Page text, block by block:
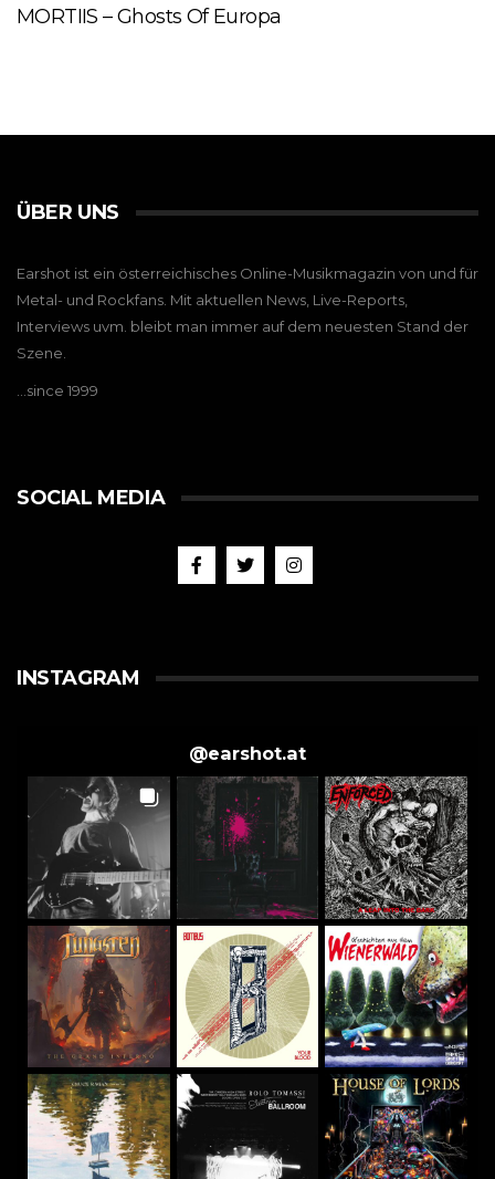
MORTIIS – Ghosts Of Europa
ÜBER UNS
Earshot ist ein österreichisches Online-Musikmagazin von und für
Metal- und Rockfans. Mit aktuellen News, Live-Reports,
Interviews uvm. bleibt man immer auf dem neuesten Stand der
Szene.
…since 1999
SOCIAL MEDIA
INSTAGRAM
@earshot.at